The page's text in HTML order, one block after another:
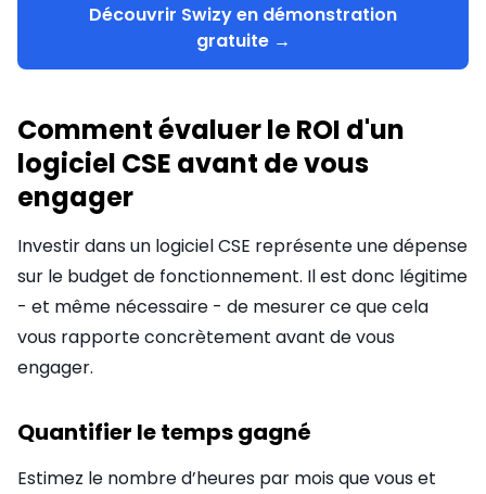
Découvrir Swizy en démonstration
gratuite →
Comment évaluer le ROI d'un
logiciel CSE avant de vous
engager
Investir dans un logiciel CSE représente une dépense
sur le budget de fonctionnement. Il est donc légitime
- et même nécessaire - de mesurer ce que cela
vous rapporte concrètement avant de vous
engager.
Quantifier le temps gagné
Estimez le nombre d’heures par mois que vous et